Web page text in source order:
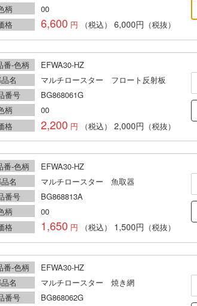
柄
00
格
6,600 （税込） 6,000円 （税抜）
番-色柄
EFWA30-HZ
名
マルチロースター フロート反射板
番号
BG868061G
柄
00
格
2,200 （税込） 2,000円 （税抜）
番-色柄
EFWA30-HZ
名
マルチロースター 魚取器
番号
BG868813A
柄
00
格
1,650 （税込） 1,500円 （税抜）
番-色柄
EFWA30-HZ
名
マルチロースター 焼き網
番号
BG868062G